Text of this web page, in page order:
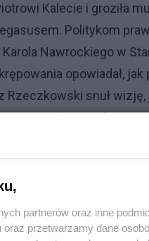
Kalecie i groziła
Politykom
Nawrockiego w
opowiadał, jak
Rzeczkowski snuł
rosyjska
się z policjantami.
się Radomir Wit
partnerów oraz inne
oraz przetwarzamy dane